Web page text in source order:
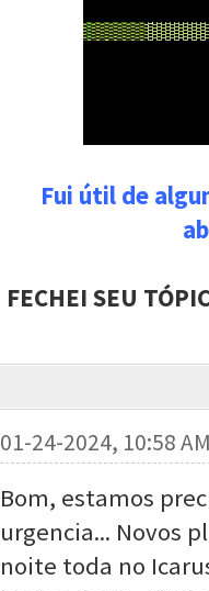
Fui útil de
FECHEI SEU
01-24-2024, 10:58
Bom, estamos
urgencia... Novos
noite toda no